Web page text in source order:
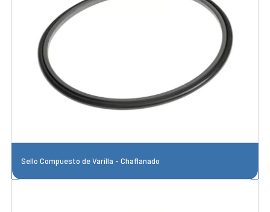
Sello Compuesto de Varilla - Chaflanado